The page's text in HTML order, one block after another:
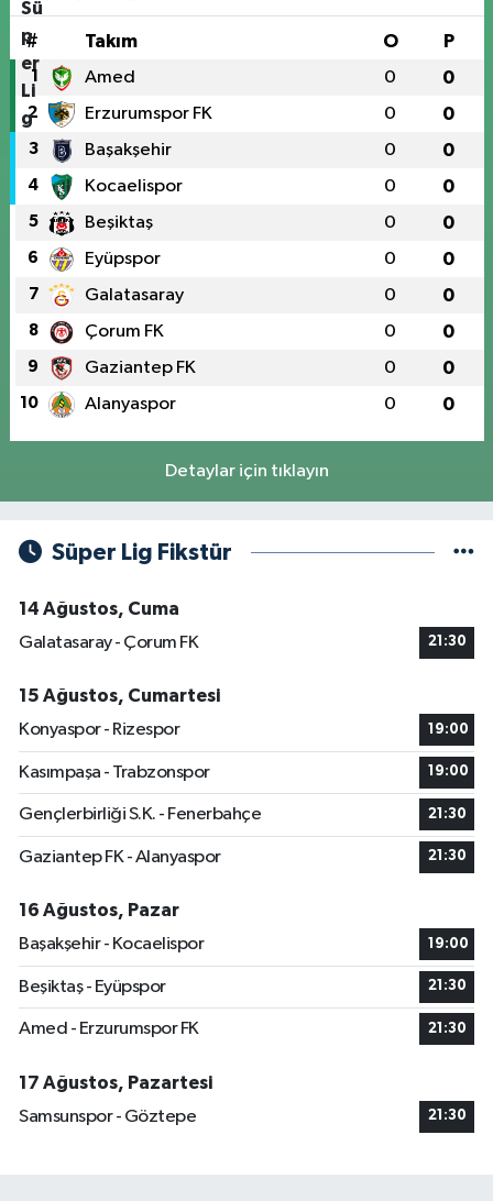
# Takım O P
1 Amed 0 0
2 Erzurumspor FK 0 0
3 Başakşehir 0 0
4 Kocaelispor 0 0
5 Beşiktaş 0 0
6 Eyüpspor 0 0
7 Galatasaray 0 0
8 Çorum FK 0 0
9 Gaziantep FK 0 0
10 Alanyaspor 0 0
Detaylar için tıklayın
Süper Lig Fikstür
14 Ağustos, Cuma
Galatasaray - Çorum FK
21:30
15 Ağustos, Cumartesi
Konyaspor - Rizespor
19:00
Kasımpaşa - Trabzonspor 19:00
Gençlerbirliği S.K. - Fenerbahçe 21:30
Gaziantep FK - Alanyaspor 21:30
16 Ağustos, Pazar
Başakşehir - Kocaelispor
19:00
Beşiktaş - Eyüpspor 21:30
Amed - Erzurumspor FK 21:30
17 Ağustos, Pazartesi
Samsunspor - Göztepe
21:30